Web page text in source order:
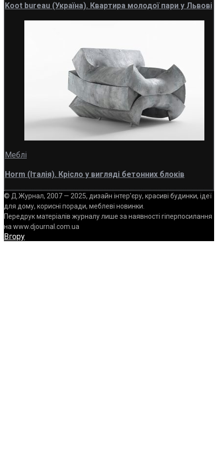
Koot bureau (Україна). Квартира молодої пари у Львові
Меблі
Horm (Італія). Крісло у вигляді бетонних блоків
© Д.Журнал, 2007 — 2025, дизайн інтер'єру, красиві будинки, ідеї
для дому, корисні поради, меблеві новинки.
Передрук матеріалів журналу лише за наявності гіперпосилання
на www.djournal.com.ua
Вгору